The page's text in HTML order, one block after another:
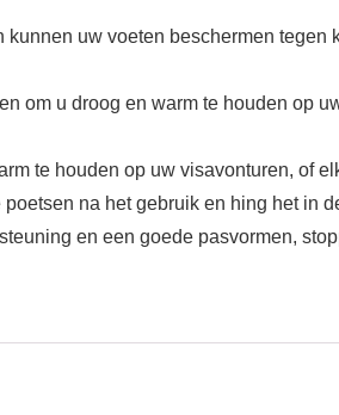
uw voeten beschermen
om u droog en warm te houden op
te houden op uw visavonturen, of
na het gebruik en hing het in
en een goede pasvormen,